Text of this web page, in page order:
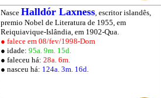
Nasce Halldór Laxness, escritor islandês,
premio Nobel de Literatura de 1955, em
Reiquiavique-Islândia, em 1902-Qua.
● falece em 08/fev/1998-Dom
● idade: 95a. 9m. 15d.
● faleceu há: 28a. 6m.
● nasceu há: 124a. 3m. 16d.